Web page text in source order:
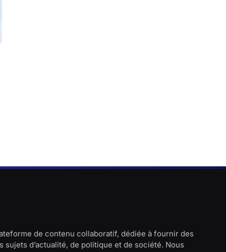
de contenu collaboratif, dédiée à fournir des
sujets d’actualité, de politique et de société. Nous